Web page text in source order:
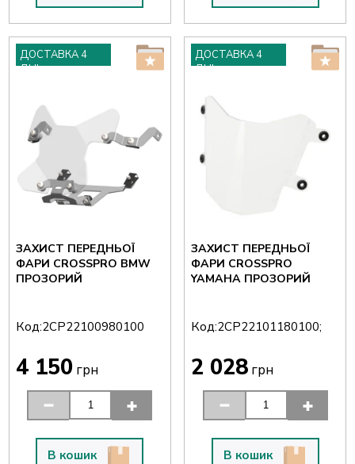
ДОСТАВКА 4
ДНІ
ЗАХИСТ ПЕРЕДНЬОЇ
ФАРИ CROSSPRO BMW
ПРОЗОРИЙ
Код:2CP22100980100
4 150грн
В кошик
ДОСТАВКА 4
ДНІ
ЗАХИСТ ПЕРЕДНЬОЇ
ФАРИ CROSSPRO
YAMAHA ПРОЗОРИЙ
Код:2CP22101180100;
2 028 грн
В кошик